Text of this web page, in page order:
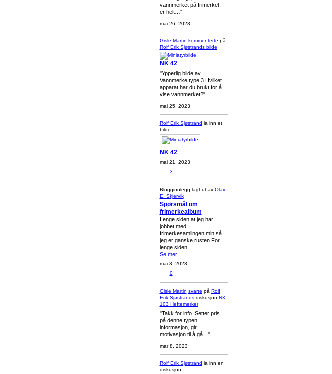
vannmerket på frimerket,
er helt…"
mai 26, 2023
Gisle Martin kommenterte på
Rolf Erik Sjøstrands bilde
NK 42
"Ypperlig bilde av
Vannmerke type 3.Hvilket
apparat har du brukt for å
vise vannmerket?"
mai 25, 2023
Rolf Erik Sjøstrand la inn et
bilde
NK 42
mai 21, 2023
3
Blogginnlegg lagt ut av Olav
E. Skjervik
Spørsmål om
frimerkealbum
Lenge siden at jeg har
jobbet med
frimerkesamlingen min så
jeg er ganske rusten.For
lenge siden…
Se mer
mai 3, 2023
0
Gisle Martin svarte på Rolf
Erik Sjøstrands diskusjon NK
103 Heftemerker
"Takk for info. Setter pris
på denne typen
informasjon, gir
motivasjon til å gå…"
mar 8, 2023
Rolf Erik Sjøstrand la inn en
diskusjon